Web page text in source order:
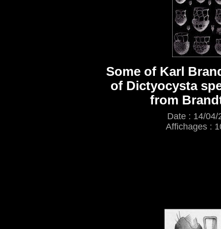
Some of Karl
of Dictyocysta
from
Date : 14/04/
Affichages :